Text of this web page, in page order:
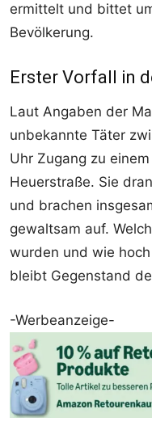
ermittelt und bittet
Bevölkerung.
Erster Vorfall in
Laut Angaben der
unbekannte Täter
Uhr Zugang zu
Heuerstraße. Sie
und brachen
gewaltsam auf.
wurden und wie
bleibt Gegenstand
-Werbeanzeige-